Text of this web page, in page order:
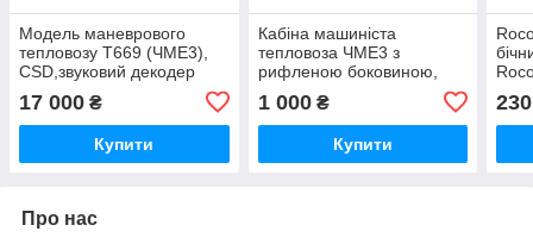
Модель маневрового
тепловозу T669 (ЧМЕ3),
CSD,звуковий декодер
73773
17 000 ₴
Купити
Кабіна машиніста
тепловоза ЧМЕ3 з
рифленою боковиною,
PTKiGK S200-272)
масштабу Н0, 1:87
1 000₴
Купити
230
Про нас